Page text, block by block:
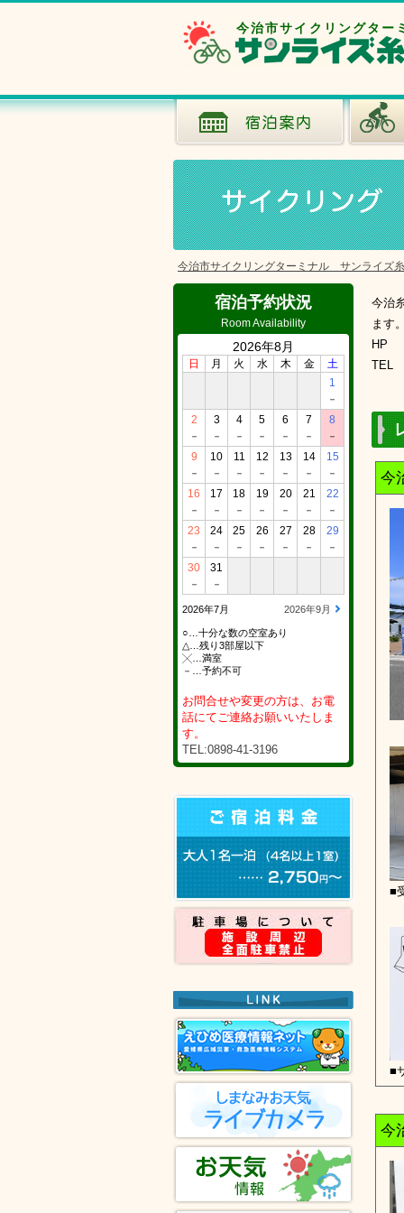
今治市サイクリングター
今治市サイクリングターミナル サンライズ
宿泊予約状況
Room Availability
2026年8月
日 月 火 水 木 金
土
1
－
2
－
3
－
4
－
5
－
6
－
7
－
8
－
9
－
10
－
11
－
12
－
13
－
14
－
15
－
16
－
17
－
18
－
19
－
20
－
21
－
22
－
23
－
24
－
25
－
26
－
27
－
28
－
29
－
30
－
31
－
2026年7月 2026年9月
○…十分な数の空室あり
△…残り3部屋以下
╳…満室
－…予約不可
お問合せや変更の方は、お電
話にてご連絡お願いいたしま
す。
TEL:0898-41-3196
今治
ます
HP
TEL
今
■
■
今